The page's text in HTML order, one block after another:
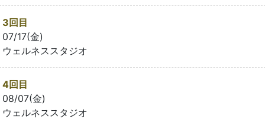
3回目
07/17(金)
ウェルネススタジオ
4回目
08/07(金)
ウェルネススタジオ